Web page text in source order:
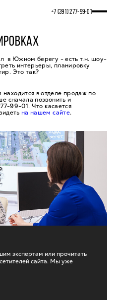
+7 (391) 277‒99‒01
в Южном берегу - есть т.н. шоу-
интерьеры, планировку
Это так?
в отделе продаж по
сначала позвонить и
99-01. Что касается
на нашем сайте.
экспертам или прочитать
сайта. Мы уже